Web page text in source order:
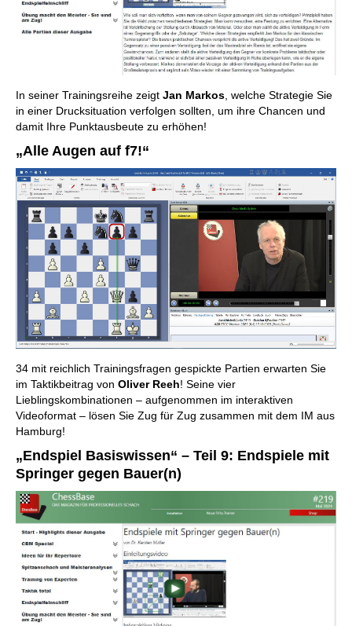
In seiner Trainingsreihe zeigt Jan Markos, welche Strategie Sie
in einer Drucksituation verfolgen sollten, um ihre Chancen und
damit Ihre Punktausbeute zu erhöhen!
„Alle Augen auf f7!“
34 mit reichlich Trainingsfragen gespickte Partien erwarten Sie
im Taktikbeitrag von Oliver Reeh! Seine vier
Lieblingskombinationen – aufgenommen im interaktiven
Videoformat – lösen Sie Zug für Zug zusammen mit dem IM aus
Hamburg!
„Endspiel Basiswissen“ – Teil 9: Endspiele mit
Springer gegen Bauer(n)